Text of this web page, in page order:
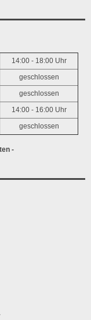
14:00 - 18:00 Uhr
geschlossen
geschlossen
14:00 - 16:00 Uhr
geschlossen
-